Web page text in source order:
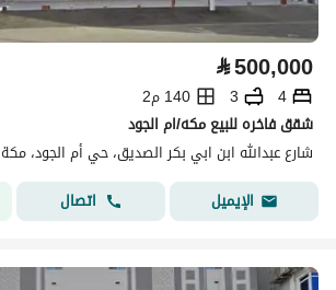
⃁500,000
4
3
140 م2
شقق فاخره للبيع مكه/ام الجود
شارع عبدالله ابن ابي بكر الصديق، حي أم الجود، مكة
الإيميل
اتصال